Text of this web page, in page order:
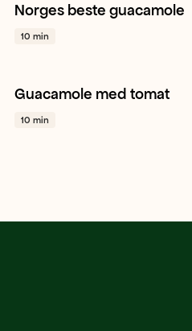
Avokado Hvitløk Lime + 1
Norges beste guacamole
10 min
Mini plommetomat
Meksikansk
Taco / Tex-mex
Guacamole med tomat
10 min